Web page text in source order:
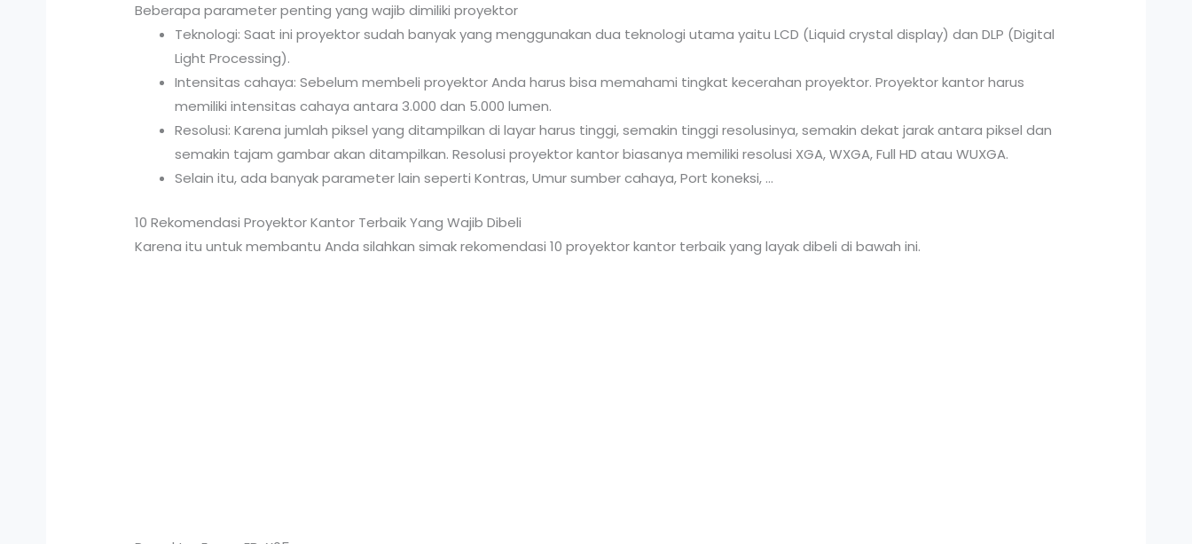
Beberapa parameter penting yang wajib dimiliki proyektor
Teknologi: Saat ini proyektor sudah banyak yang menggunakan dua teknologi utama yaitu LCD (Liquid crystal display) dan DLP (Digital
Light Processing).
Intensitas cahaya: Sebelum membeli proyektor Anda harus bisa memahami tingkat kecerahan proyektor. Proyektor kantor harus
memiliki intensitas cahaya antara 3.000 dan 5.000 lumen.
Resolusi: Karena jumlah piksel yang ditampilkan di layar harus tinggi, semakin tinggi resolusinya, semakin dekat jarak antara piksel dan
semakin tajam gambar akan ditampilkan. Resolusi proyektor kantor biasanya memiliki resolusi XGA, WXGA, Full HD atau WUXGA.
Selain itu, ada banyak parameter lain seperti Kontras, Umur sumber cahaya, Port koneksi, …
10 Rekomendasi Proyektor Kantor Terbaik Yang Wajib Dibeli
Karena itu untuk membantu Anda silahkan simak rekomendasi 10 proyektor kantor terbaik yang layak dibeli di bawah ini.